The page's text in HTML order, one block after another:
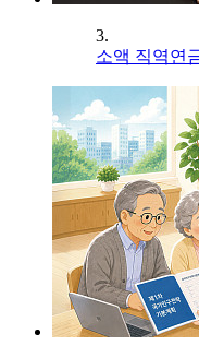
3.
소액 직역연